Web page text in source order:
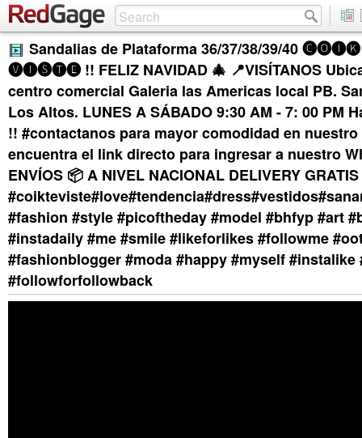
Sandalias de Plataforma 36/37/38/39/40
🅥🅘🅢🅣🅔 !! FELIZ NAVIDAD 🎄 📍VISÍTANOS
centro comercial Galeria las Americas local PB.
Los Altos. LUNES A SÁBADO 9:30 AM - 7: 00 PM
!! #contactanos para mayor comodidad en
encuentra el link directo para ingresar a nuestro
ENVÍOS 📦 A NIVEL NACIONAL DELIVERY
#fashion #style #picoftheday #model #bhfyp #art
#instadaily #me #smile #likeforlikes #followme
#fashionblogger #moda #happy #myself #instalike
#followforfollowback